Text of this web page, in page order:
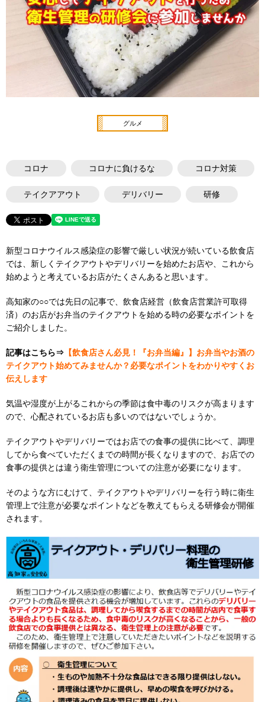
グルメ
コロナ コロナに負けるな コロナ対策
テイクアアウト デリバリー 研修
新型コロナウイルス感染症の影響で厳しい状況が続いている飲食店
では、新しくテイクアウトやデリバリーを始めたお店や、これから
始めようと考えているお店がたくさんあると思います。
高知家の○○では先日の記事で、飲食店経営（飲食店営業許可取得
済）のお店がお弁当のテイクアウトを始める時の必要なポイントを
ご紹介しました。
記事はこちら⇒ 【飲食店さん必見！『お弁当編』】お弁当やお酒の
テイクアウト始めてみませんか？必要なポイントをわかりやすくお
伝えします
気温や湿度が上がるこれからの季節は食中毒のリスクが高まります
ので、心配されているお店も多いのではないでしょうか。
テイクアウトやデリバリーではお店での食事の提供に比べて、調理
してから食べていただくまでの時間が長くなりますので、お店での
食事の提供とは違う衛生管理についての注意が必要になります。
そのような方にむけて、テイクアウトやデリバリーを行う時に衛生
管理上で注意が必要なポイントなどを教えてもらえる研修会が開催
されます。